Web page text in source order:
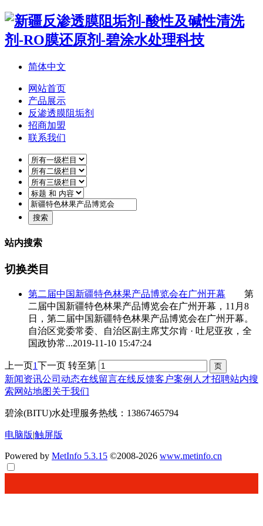
简体中文
网站首页
产品展示
反渗透膜阻垢剂
招商加盟
联系我们
站内搜索
切换类目
第二届中国新疆特色林果产品博览会在广州开幕 第
二届中国新疆特色林果产品博览会在广州开幕，11月8
日，第二届中国新疆特色林果产品博览会在广州开幕。
自治区党委常委、自治区副主席艾尔肯 · 吐尼亚孜，全
国政协常...2019-11-10 15:47:24
上一页1下一页 转至第
新闻资讯公司动态在线留言在线反馈客户案例 人才招聘站内搜
索网站地图关于我们
碧涂(BITU)水处理服务热线：13867465794
电脑版|触屏版
Powered by MetInfo 5.3.15 ©2008-2026 www.metinfo.cn